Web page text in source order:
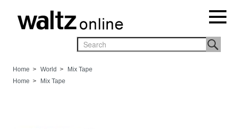
Home > World >
Mix Tape
Home > Mix Tape